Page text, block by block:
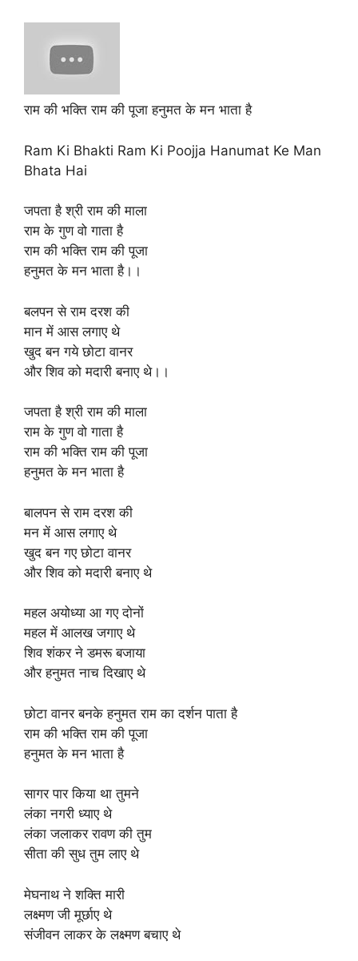
राम की भक्ति राम की पूजा हनुमत के मन भाता है
Ram Ki Bhakti Ram Ki Poojja Hanumat Ke Man
Bhata Hai
जपता है श्री राम की माला
राम के गुण वो गाता है
राम की भक्ति राम की पूजा
हनुमत के मन भाता है।।
बलपन से राम दरश की
मान में आस लगाए थे
खुद बन गये छोटा वानर
और शिव को मदारी बनाए थे।।
जपता है श्री राम की माला
राम के गुण वो गाता है
राम की भक्ति राम की पूजा
हनुमत के मन भाता है
बालपन से राम दरश की
मन में आस लगाए थे
खुद बन गए छोटा वानर
और शिव को मदारी बनाए थे
महल अयोध्या आ गए दोनों
महल में आलख जगाए थे
शिव शंकर ने डमरू बजाया
और हनुमत नाच दिखाए थे
छोटा वानर बनके हनुमत राम का दर्शन पाता है
राम की भक्ति राम की पूजा
हनुमत के मन भाता है
सागर पार किया था तुमने
लंका नगरी ध्याए थे
लंका जलाकर रावण की तुम
सीता की सुध तुम लाए थे
मेघनाथ ने शक्ति मारी
लक्ष्मण जी मूर्छाए थे
संजीवन लाकर के लक्ष्मण बचाए थे